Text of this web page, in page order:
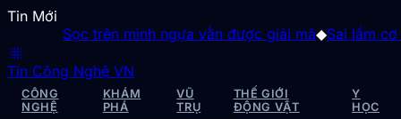
Tin Mới
Sọc trên mình ngựa vằn được giải mã◆Sai lầm cơ
blur_on
Tin Công Nghệ VN
CÔNG
NGHỆ
KHÁM
PHÁ
VŨ
TRỤ
THẾ GIỚI
ĐỘNG VẬT
Y
HỌC